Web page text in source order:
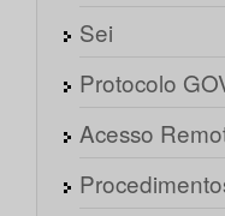
Sei
Protocolo
Acesso